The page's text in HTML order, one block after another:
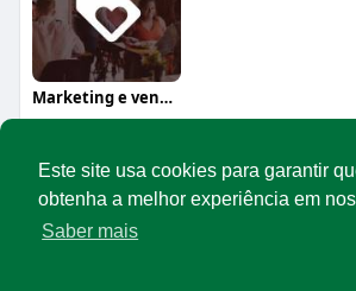
Este site usa cookies para garantir
obtenha a melhor experiência em
Saber mais
Marketing e vendas
© 2026 Rede Abrasel
Início
Sobre